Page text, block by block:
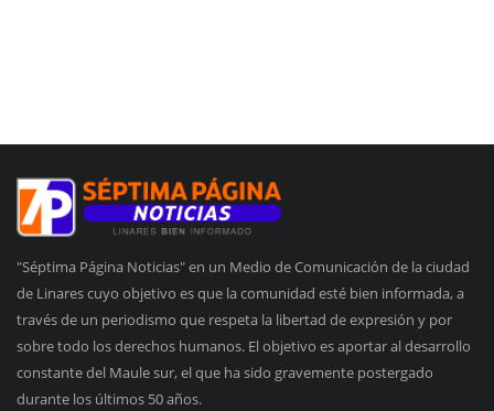
"Séptima Página Noticias" en un Medio de Comunicación de la ciudad
de Linares cuyo objetivo es que la comunidad esté bien informada, a
través de un periodismo que respeta la libertad de expresión y por
sobre todo los derechos humanos. El objetivo es aportar al desarrollo
constante del Maule sur, el que ha sido gravemente postergado
durante los últimos 50 años.